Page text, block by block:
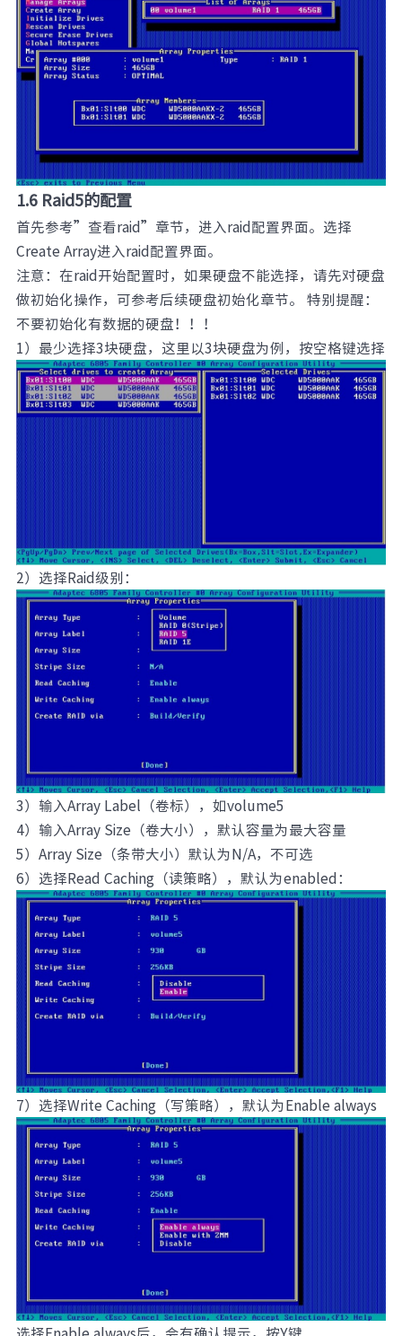
1.6 Raid5的配置
首先参考”查看raid”章节，进入raid配置界面。选择
Create Array进入raid配置界面。
注意：在raid开始配置时，如果硬盘不能选择，请先对硬盘
做初始化操作，可参考后续硬盘初始化章节。 特别提醒：
不要初始化有数据的硬盘！！！
1）最少选择3块硬盘，这里以3块硬盘为例，按空格键选择
2）选择Raid级别：
3）输入Array Label（卷标），如volume5
4）输入Array Size（卷大小），默认容量为最大容量
5）Array Size（条带大小）默认为N/A，不可选
6）选择Read Caching（读策略），默认为enabled：
7）选择Write Caching（写策略），默认为Enable always